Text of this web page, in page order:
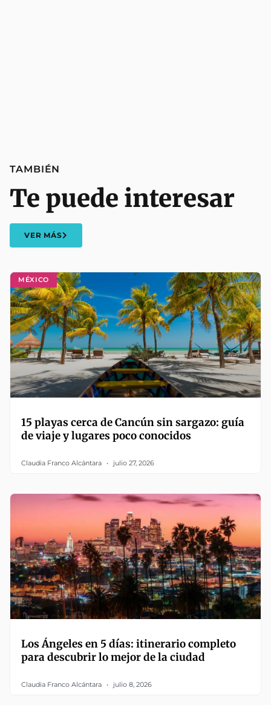
MÉXICO
15 playas cerca de Cancún sin sargazo: guía
de viaje y lugares poco conocidos
Claudia Franco Alcántara julio 27, 2026
Los Ángeles en 5 días: itinerario completo
para descubrir lo mejor de la ciudad
Claudia Franco Alcántara julio 8, 2026
TAMBIÉN
Te puede interesar
VER MÁS